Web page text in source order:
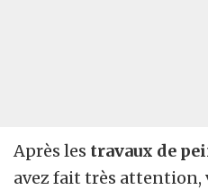
Après les travaux de
avez fait très attention,